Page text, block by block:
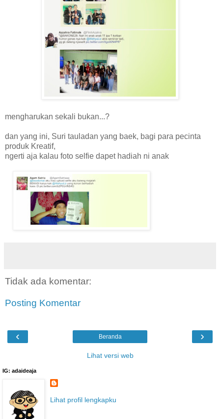
mengharukan sekali bukan...?
dan yang ini, Suri tauladan yang baek, bagi para pecinta
produk Kreatif,
ngerti aja kalau foto selfie dapet hadiah ni anak
Tidak ada komentar:
Posting Komentar
‹ ›
Beranda
Lihat versi web
IG: adaideaja
Lihat profil lengkapku